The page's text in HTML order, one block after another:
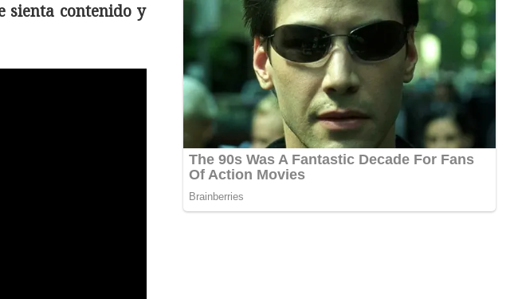
sienta contenido y